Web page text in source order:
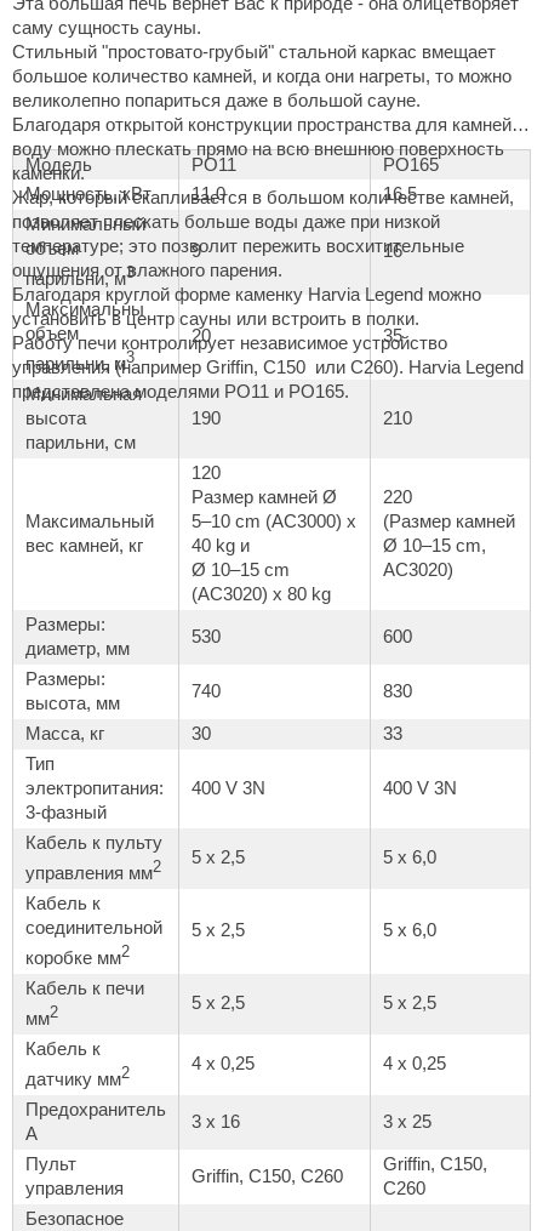
SAUNA
печи
тепла
камень
камень
саму сущность сауны.
Стильный "простовато-грубый" стальной каркас вмещает
большое количество камней, и когда они нагреты, то можно
великолепно попариться даже в большой сауне.
Благодаря открытой конструкции пространства для камней
воду можно плескать прямо на всю внешнюю поверхность
каменки.
Жар, который скапливается в большом количестве камней,
позволяет плескать больше воды даже при низкой
температуре; это позволит пережить восхитительные
ощущения от влажного парения.
Благодаря круглой форме каменку Harvia Legend можно
установить в центр сауны или встроить в полки.
Работу печи контролирует независимое устройство
управления (например Griffin, C150 или C260). Harvia Legend
представлена моделями PO11 и PO165.
Модель PO11
PO165
Мощность, кВт
11,0
16,5
Минимальный
объем
парильни, м3
9 16
Максимальны
объем
парильни, м3
20 35
Минимальная
высота
парильни, см
190 210
Максимальный
вес камней, кг
120
Размер камней Ø
5–10 cm (AC3000) x
40 kg и
Ø 10–15 cm
(AC3020) x 80 kg
220
(Размер камней
Ø 10–15 cm,
AC3020)
Размеры:
диаметр, мм
530 600
Размеры:
высота, мм
740 830
Масса, кг 30
33
Тип
электропитания:
3-фазный
400 V 3N 400 V 3N
Кабель к пульту
управления мм2 5 x 2,5 5 x 6,0
Кабель к
соединительной
коробке мм2
5 x 2,5 5 x 6,0
Кабель к печи
мм2 5 x 2,5 5 x 2,5
Кабель к
датчику мм2 4 x 0,25 4 x 0,25
Предохранитель
A
3 x 16 3 x 25
Пульт
управления
Griffin, C150, C260
Griffin, C150,
C260
Безопасное